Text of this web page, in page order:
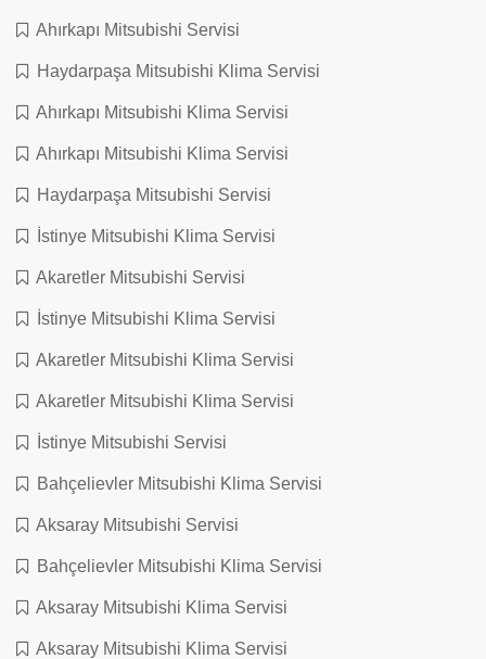
Ahırkapı Mitsubishi Servisi
Haydarpaşa Mitsubishi Klima Servisi
Ahırkapı Mitsubishi Klima Servisi
Ahırkapı Mitsubishi Klima Servisi
Haydarpaşa Mitsubishi Servisi
İstinye Mitsubishi Klima Servisi
Akaretler Mitsubishi Servisi
İstinye Mitsubishi Klima Servisi
Akaretler Mitsubishi Klima Servisi
Akaretler Mitsubishi Klima Servisi
İstinye Mitsubishi Servisi
Bahçelievler Mitsubishi Klima Servisi
Aksaray Mitsubishi Servisi
Bahçelievler Mitsubishi Klima Servisi
Aksaray Mitsubishi Klima Servisi
Aksaray Mitsubishi Klima Servisi